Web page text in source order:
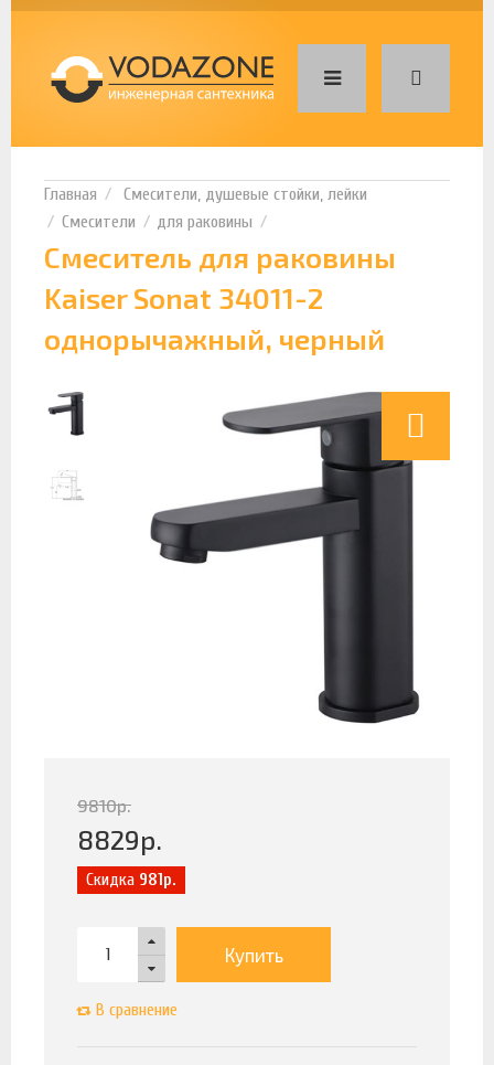
Смесители, душевые стойки, лейки
Смесители
для раковины
Смеситель для раковины
Kaiser Sonat 34011-2
однорычажный, черный
9810р.
8829р.
Скидка 981р.
Купить
В сравнение